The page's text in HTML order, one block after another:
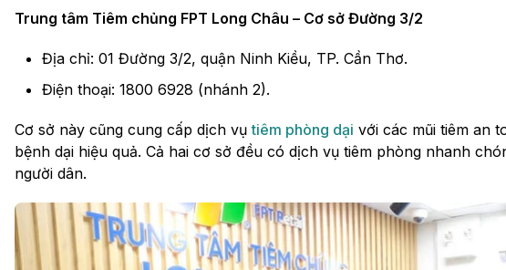
Trung tâm Tiêm chủng FPT Long Châu – Cơ sở Đường 3/2
Địa chỉ: 01 Đường 3/2, quận Ninh Kiều, TP. Cần Thơ.
Điện thoại: 1800 6928 (nhánh 2).
Cơ sở này cũng cung cấp dịch vụtiêm phòng dại với các mũi tiêm an
bệnh dại hiệu quả. Cả hai cơ sở đều có dịch vụ tiêm phòng nhanh
người dân.